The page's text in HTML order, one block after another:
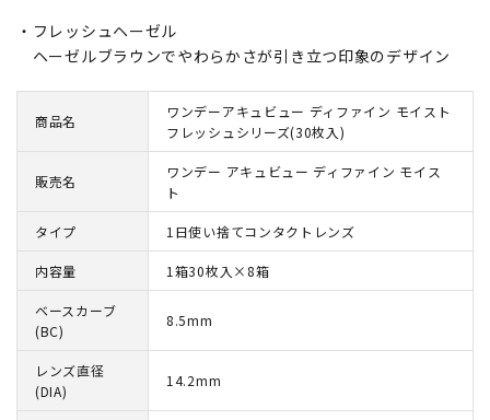
・フレッシュヘーゼル
ヘーゼルブラウンでやわらかさが引き立つ印象のデザイン
商品名
ワンデーアキュビュー ディファイン モイスト
フレッシュシリーズ(30枚入)
販売名
ワンデー アキュビュー ディファイン モイス
ト
タイプ 1日使い捨てコンタクトレンズ
内容量 1箱30枚入×8箱
ベースカーブ
(BC)
8.5mm
レンズ直径
(DIA)
14.2mm